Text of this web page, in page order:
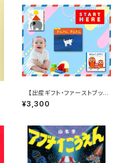
【出産ギフト・ファーストブック
に最適！】はじめまして！赤ちゃん
絵本３点セット
¥3,300